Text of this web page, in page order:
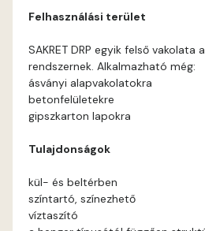
Felhasználási terület
SAKRET DRP egyik felső vakolata
rendszernek. Alkalmazható még:
ásványi alapvakolatokra
betonfelületekre
gipszkarton lapokra
Tulajdonságok
kül- és beltérben
színtartó, színezhető
víztaszító